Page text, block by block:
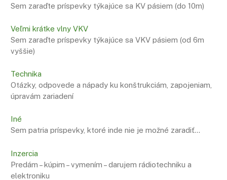
Sem zaraďte príspevky týkajúce sa KV pásiem (do 10m)
Veľmi krátke vlny VKV
Sem zaraďte príspevky týkajúce sa VKV pásiem (od 6m
vyššie)
Technika
Otázky, odpovede a nápady ku konštrukciám, zapojeniam,
úpravám zariadení
Iné
Sem patria príspevky, ktoré inde nie je možné zaradiť…
Inzercia
Predám – kúpim – vymením – darujem rádiotechniku a
elektroniku